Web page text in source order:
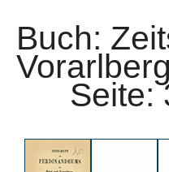
Buch:
Seite: